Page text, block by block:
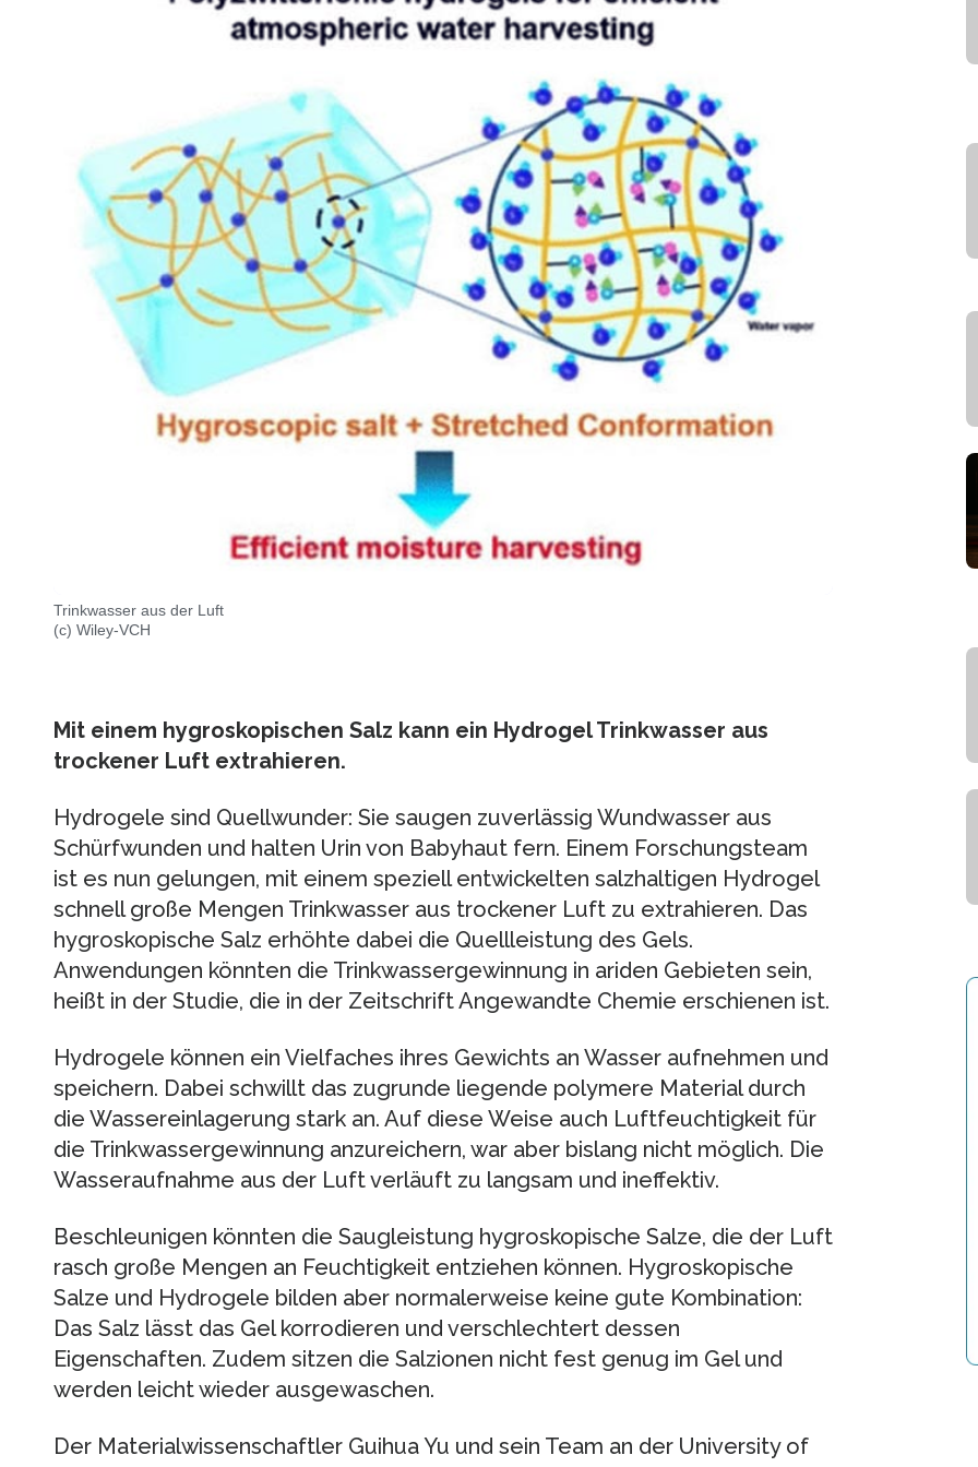
Trinkwasser aus der Luft
(c) Wiley-VCH
Mit einem hygroskopischen Salz kann ein Hydrogel Trinkwasser aus
trockener Luft extrahieren.
Hydrogele sind Quellwunder: Sie saugen zuverlässig Wundwasser aus
Schürfwunden und halten Urin von Babyhaut fern. Einem Forschungsteam
ist es nun gelungen, mit einem speziell entwickelten salzhaltigen Hydrogel
schnell große Mengen Trinkwasser aus trockener Luft zu extrahieren. Das
hygroskopische Salz erhöhte dabei die Quellleistung des Gels.
Anwendungen könnten die Trinkwassergewinnung in ariden Gebieten sein,
heißt in der Studie, die in der Zeitschrift Angewandte Chemie erschienen ist.
Hydrogele können ein Vielfaches ihres Gewichts an Wasser aufnehmen und
speichern. Dabei schwillt das zugrunde liegende polymere Material durch
die Wassereinlagerung stark an. Auf diese Weise auch Luftfeuchtigkeit für
die Trinkwassergewinnung anzureichern, war aber bislang nicht möglich. Die
Wasseraufnahme aus der Luft verläuft zu langsam und ineffektiv.
Beschleunigen könnten die Saugleistung hygroskopische Salze, die der Luft
rasch große Mengen an Feuchtigkeit entziehen können. Hygroskopische
Salze und Hydrogele bilden aber normalerweise keine gute Kombination:
Das Salz lässt das Gel korrodieren und verschlechtert dessen
Eigenschaften. Zudem sitzen die Salzionen nicht fest genug im Gel und
werden leicht wieder ausgewaschen.
Der Materialwissenschaftler Guihua Yu und sein Team an der University of